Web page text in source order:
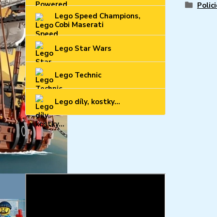
Lego Speed Champions,
Cobi Maserati
Lego Star Wars
Lego Technic
Lego díly, kostky...